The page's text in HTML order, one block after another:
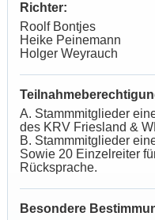
Richter:
Roolf Bontjes
Heike Peinemann
Holger Weyrauch
A. Stammmitglieder
des KRV Friesland &
B. Stammmitglieder
Sowie 20 Einzelreiter
Rücksprache.
Besondere